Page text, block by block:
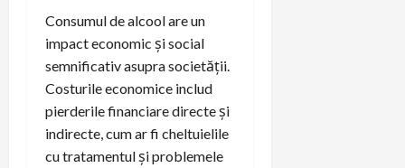
Consumul de alcool are un
impact economic și social
semnificativ asupra societății.
Costurile economice includ
pierderile financiare directe și
indirecte, cum ar fi cheltuielile
cu tratamentul și problemele